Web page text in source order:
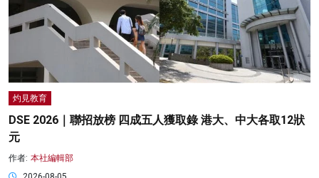
灼見教育
DSE 2026｜聯招放榜 四成五人獲取錄 港大、中大各取12狀
元
作者: 本社編輯部